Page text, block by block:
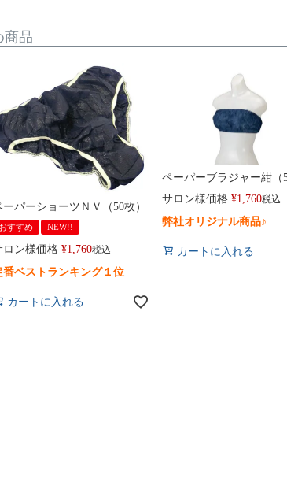
商品
ーパーショーツＮＶ（50枚）
おすすめ NEW!!
ロン様価格 ¥1,760税込
番ベストランキング１位
カートに入れる
ペーパーブラジャー紺（
サロン様価格 ¥1,760税込
弊社オリジナル商品♪
カートに入れる